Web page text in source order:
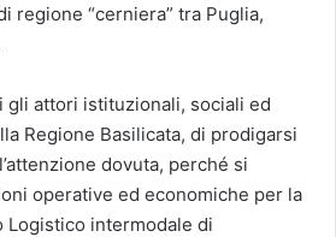
regione “cerniera” tra Puglia,
gli attori istituzionali, sociali ed
Regione Basilicata, di prodigarsi
dovuta, perché si
operative ed economiche per la
Logistico intermodale di